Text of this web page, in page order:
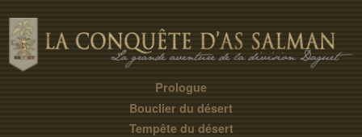
Prologue
Bouclier du désert
Tempête du désert